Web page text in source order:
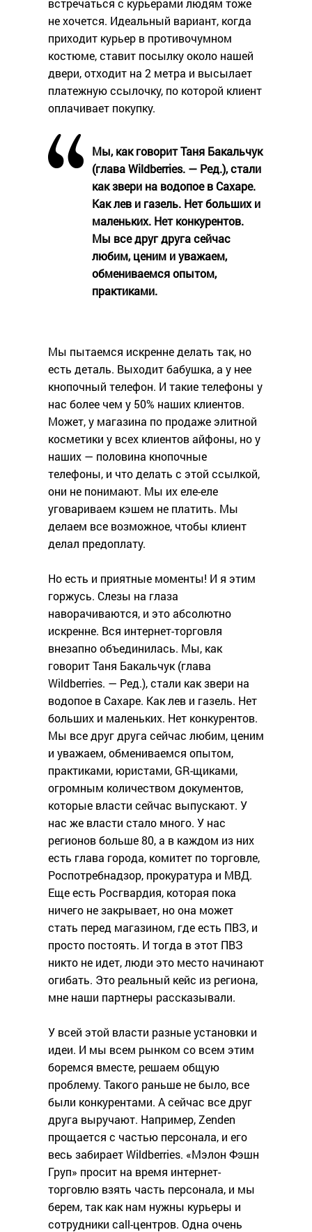
встречаться с курьерами людям тоже
не хочется. Идеальный вариант, когда
приходит курьер в противочумном
костюме, ставит посылку около нашей
двери, отходит на 2 метра и высылает
платежную ссылочку, по которой клиент
оплачивает покупку.
Мы, как говорит Таня Бакальчук
(глава Wildberries. — Ред.), стали
как звери на водопое в Сахаре.
Как лев и газель. Нет больших и
маленьких. Нет конкурентов.
Мы все друг друга сейчас
любим, ценим и уважаем,
обмениваемся опытом,
практиками.
Мы пытаемся искренне делать так, но
есть деталь. Выходит бабушка, а у нее
кнопочный телефон. И такие телефоны у
нас более чем у 50% наших клиентов.
Может, у магазина по продаже элитной
косметики у всех клиентов айфоны, но у
наших — половина кнопочные
телефоны, и что делать с этой ссылкой,
они не понимают. Мы их еле-еле
уговариваем кэшем не платить. Мы
делаем все возможное, чтобы клиент
делал предоплату.
Но есть и приятные моменты! И я этим
горжусь. Слезы на глаза
наворачиваются, и это абсолютно
искренне. Вся интернет-торговля
внезапно объединилась. Мы, как
говорит Таня Бакальчук (глава
Wildberries. — Ред.), стали как звери на
водопое в Сахаре. Как лев и газель. Нет
больших и маленьких. Нет конкурентов.
Мы все друг друга сейчас любим, ценим
и уважаем, обмениваемся опытом,
практиками, юристами, GR-щиками,
огромным количеством документов,
которые власти сейчас выпускают. У
нас же власти стало много. У нас
регионов больше 80, а в каждом из них
есть глава города, комитет по торговле,
Роспотребнадзор, прокуратура и МВД.
Еще есть Росгвардия, которая пока
ничего не закрывает, но она может
стать перед магазином, где есть ПВЗ, и
просто постоять. И тогда в этот ПВЗ
никто не идет, люди это место начинают
огибать. Это реальный кейс из региона,
мне наши партнеры рассказывали.
У всей этой власти разные установки и
идеи. И мы всем рынком со всем этим
боремся вместе, решаем общую
проблему. Такого раньше не было, все
были конкурентами. А сейчас все друг
друга выручают. Например, Zenden
прощается с частью персонала, и его
весь забирает Wildberries. «Мэлон Фэшн
Груп» просит на время интернет-
торговлю взять часть персонала, и мы
берем, так как нам нужны курьеры и
сотрудники call-центров. Одна очень